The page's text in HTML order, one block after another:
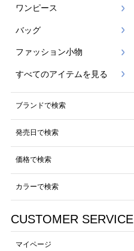
ワンピース
バッグ
ファッション小物
すべてのアイテムを見る
ブランドで検索
発売日で検索
価格で検索
カラーで検索
CUSTOMER SERVICE
マイページ